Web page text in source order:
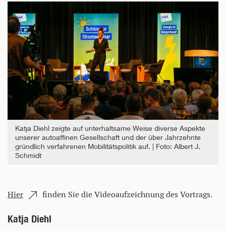
Katja Diehl zeigte auf unterhaltsame Weise diverse Aspekte
unserer autoaffinen Gesellschaft und der über Jahrzehnte
gründlich verfahrenen Mobilitätspolitik auf.
Foto: Albert J.
Schmidt
Hier finden Sie die Videoaufzeichnung des Vortrags.
Katja Diehl